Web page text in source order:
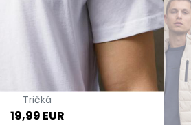
Tričká
19,99 EUR